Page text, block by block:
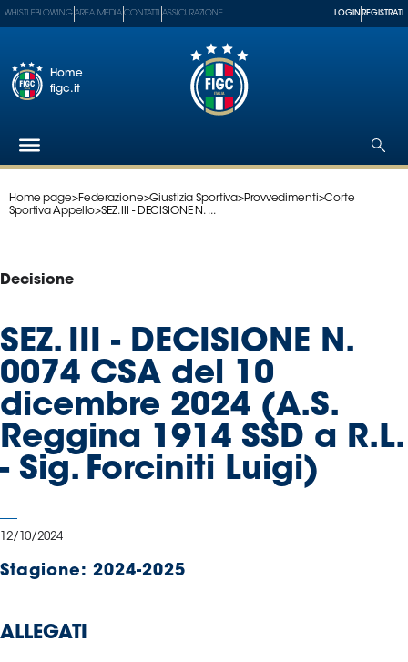
Federazione
Tecnici
Paralimpico
Serie
A
Women
B
Femminile
Museo
Calcio
delle
WHISTLEBLOWING AREA MEDIA CONTATTI ASSICURAZIONE LOGIN REGISTRATI
Home
figc.it
Home page>Federazione>Giustizia Sportiva>Provvedimenti>Corte
Sportiva Appello>SEZ. III - DECISIONE N. ...
Decisione
SEZ. III - DECISIONE N.
0074 CSA del 10
dicembre 2024 (A.S.
Reggina 1914 SSD a R.L.
- Sig. Forciniti Luigi)
12/10/2024
Stagione: 2024-2025
ALLEGATI